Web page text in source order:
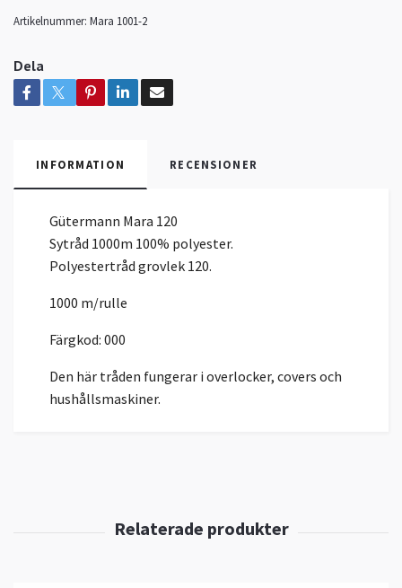
Artikelnummer: Mara 1001-2
Dela
INFORMATION RECENSIONER
Gütermann Mara 120
Sytråd 1000m 100% polyester.
Polyestertråd grovlek 120.
1000 m/rulle
Färgkod: 000
Den här tråden fungerar i overlocker, covers och
hushållsmaskiner.